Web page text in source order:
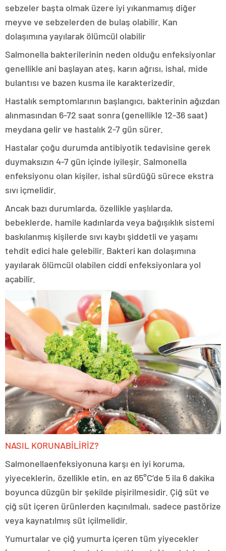
sebzeler başta olmak üzere iyi yıkanmamış diğer
meyve ve sebzelerden de bulaş olabilir. Kan
dolaşımına yayılarak ölümcül olabilir
Salmonella bakterilerinin neden olduğu enfeksiyonlar
genellikle ani başlayan ateş, karın ağrısı, ishal, mide
bulantısı ve bazen kusma ile karakterizedir.
Hastalık semptomlarının başlangıcı, bakterinin ağızdan
alınmasından 6-72 saat sonra (genellikle 12-36 saat)
meydana gelir ve hastalık 2-7 gün sürer.
Hastalar çoğu durumda antibiyotik tedavisine gerek
duymaksızın 4-7 gün içinde iyileşir. Salmonella
enfeksiyonu olan kişiler, ishal sürdüğü sürece ekstra
sıvı içmelidir.
Ancak bazı durumlarda, özellikle yaşlılarda,
bebeklerde, hamile kadınlarda veya bağışıklık sistemi
baskılanmış kişilerde sıvı kaybı şiddetli ve yaşamı
tehdit edici hale gelebilir. Bakteri kan dolaşımına
yayılarak ölümcül olabilen ciddi enfeksiyonlara yol
açabilir.
NASIL KORUNABİLİRİZ?
Salmonellaenfeksiyonuna karşı en iyi koruma,
yiyeceklerin, özellikle etin, en az 65°C’de 5 ila 6 dakika
boyunca düzgün bir şekilde pişirilmesidir. Çiğ süt ve
çiğ süt içeren ürünlerden kaçınılmalı, sadece pastörize
veya kaynatılmış süt içilmelidir.
Yumurtalar ve çiğ yumurta içeren tüm yiyecekler